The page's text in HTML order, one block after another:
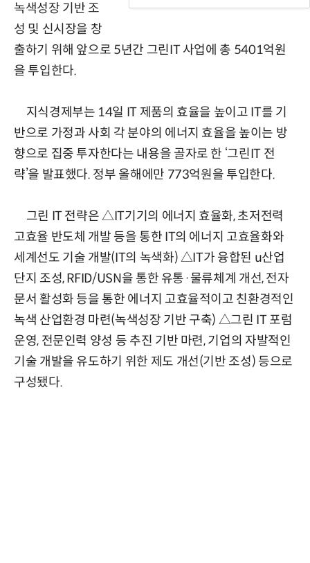
녹색성장 기반 조
성 및 신시장을 창
출하기 위해 앞으로 5년간 그린IT 사업에 총 5401억원
을 투입한다.
지식경제부는 14일 IT 제품의 효율을 높이고 IT를 기
반으로 가정과 사회 각 분야의 에너지 효율을 높이는 방
향으로 집중 투자한다는 내용을 골자로 한 ‘그린IT 전
략’을 발표했다. 정부 올해에만 773억원을 투입한다.
그린 IT 전략은 △IT기기의 에너지 효율화, 초저전력
고효율 반도체 개발 등을 통한 IT의 에너지 고효율화와
세계선도 기술 개발(IT의 녹색화) △IT가 융합된 u산업
단지 조성, RFID/USN을 통한 유통·물류체계 개선, 전자
문서 활성화 등을 통한 에너지 고효율적이고 친환경적인
녹색 산업환경 마련(녹색성장 기반 구축) △그린 IT 포럼
운영, 전문인력 양성 등 추진 기반 마련, 기업의 자발적인
기술 개발을 유도하기 위한 제도 개선(기반 조성) 등으로
구성됐다.